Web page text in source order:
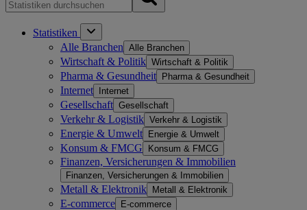
Statistiken
Alle Branchen Alle Branchen
Wirtschaft & Politik Wirtschaft & Politik
Pharma & Gesundheit Pharma & Gesundheit
Internet Internet
Gesellschaft Gesellschaft
Verkehr & Logistik Verkehr & Logistik
Energie & Umwelt Energie & Umwelt
Konsum & FMCG Konsum & FMCG
Finanzen, Versicherungen & Immobilien
Finanzen, Versicherungen & Immobilien
Metall & Elektronik Metall & Elektronik
E-commerce E-commerce